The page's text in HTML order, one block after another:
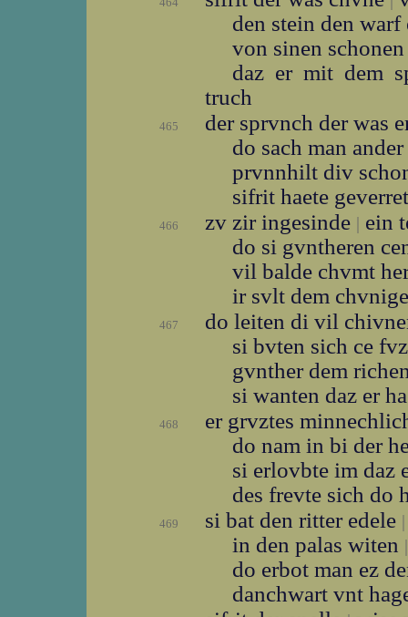
den stein den
von sinen
daz er mit dem
truch
465
der sprvnch der was
do sach man
prvnnhilt div
sifrit haete
466 zv zir ingesinde | ein
do si gvntheren
vil balde chvmt
ir svlt dem
467
do leiten di vil
si bvten sich ce
gvnther dem
si wanten daz er
468
er grvztes
do nam in bi der
si erlovbte im daz
des frevte sich do
469 si bat den ritter edele |
in den palas witen |
do erbot man ez
danchwart vnt